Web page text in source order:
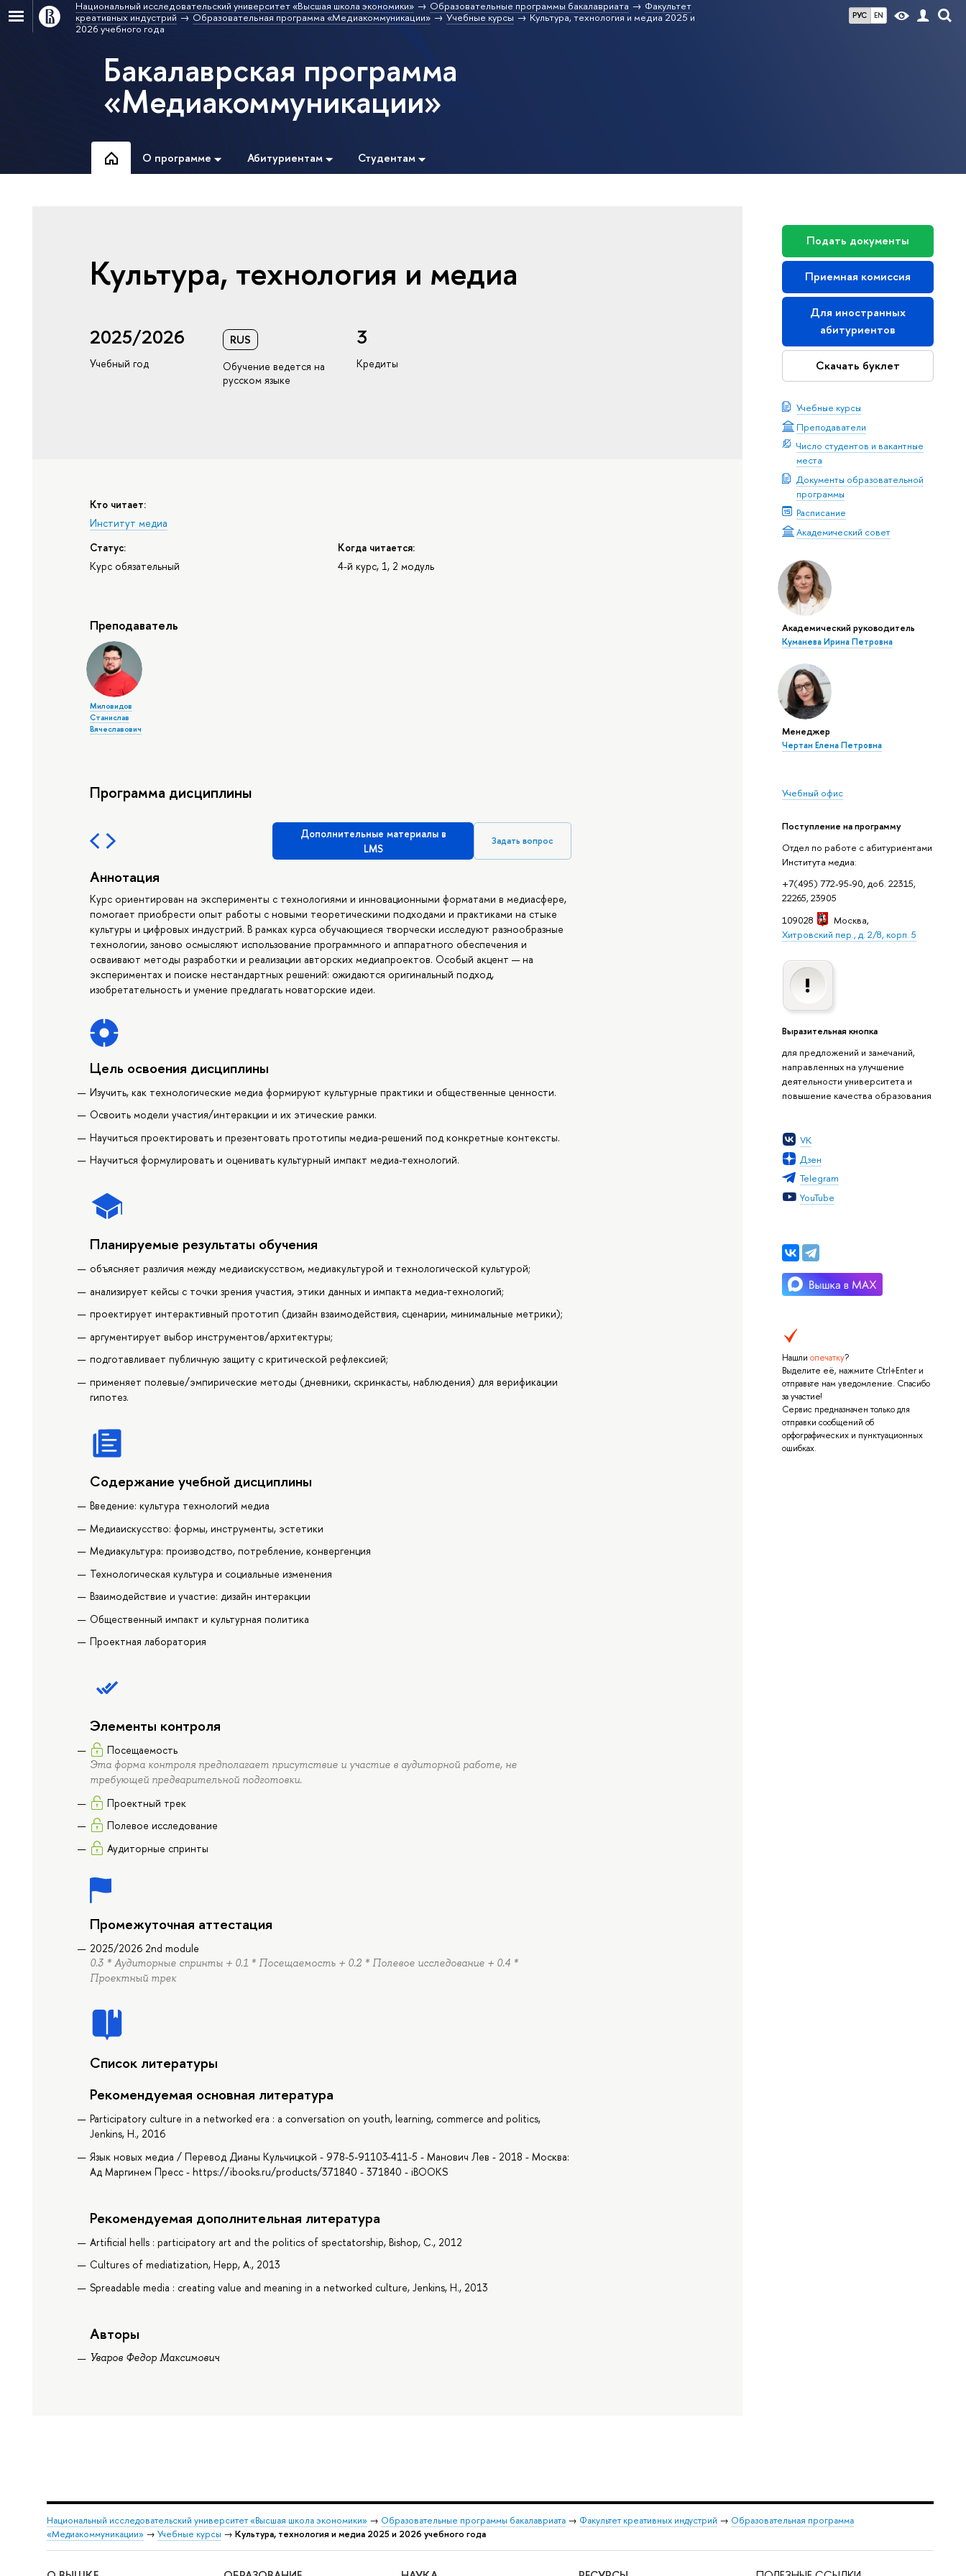
РУС EN
Национальный исследовательский университет «Высшая школа экономики» Образовательные программы бакалавриата
Факультет
креативных индустрий
Образовательная программа «Медиакоммуникации» Учебные курсы
Культура, технология и медиа 2025 и
2026 учебного года
Бакалаврская программа
«Медиакоммуникации»
О программе Абитуриентам Студентам
Подать документы
Приемная комиссия
Для иностранных
абитуриентов
Скачать буклет
Учебные курсы
Преподаватели
Число студентов и вакантные
места
Документы образовательной
программы
Расписание
Академический совет
Академический руководитель
Куманева Ирина Петровна
Менеджер
Чертан Елена Петровна
Учебный офис
Поступление на программу
Отдел по работе с абитуриентами
Института медиа:
+7(495) 772-95-90, доб. 22315,
22265, 23905
109028
Москва,
Хитровский пер., д. 2/8, корп. 5
Выразительная кнопка
для предложений и замечаний,
направленных на улучшение
деятельности университета и
повышение качества образования
VK
Дзен
Telegram
YouTube
Нашли опечатку?
Выделите её, нажмите Ctrl+Enter и
отправьте нам уведомление. Спасибо
за участие!
Сервис предназначен только для
отправки сообщений об
орфографических и пунктуационных
ошибках.
Культура, технология и медиа
2025/2026
Учебный год
RUS
Обучение ведется на
русском языке
3
Кредиты
Кто читает:
Институт медиа
Статус:
Курс обязательный
Когда читается:
4-й курс, 1, 2 модуль
Преподаватель
Миловидов
Станислав
Вячеславович
Программа дисциплины
Дополнительные материалы в
LMS
Задать вопрос
Аннотация
Курс ориентирован на эксперименты с технологиями и инновационными форматами в медиасфере,
помогает приобрести опыт работы с новыми теоретическими подходами и практиками на стыке
культуры и цифровых индустрий. В рамках курса обучающиеся творчески исследуют разнообразные
технологии, заново осмысляют использование программного и аппаратного обеспечения и
осваивают методы разработки и реализации авторских медиапроектов. Особый акцент — на
экспериментах и поиске нестандартных решений: ожидаются оригинальный подход,
изобретательность и умение предлагать новаторские идеи.
Цель освоения дисциплины
Изучить, как технологические медиа формируют культурные практики и общественные ценности.
Освоить модели участия/интеракции и их этические рамки.
Научиться проектировать и презентовать прототипы медиа-решений под конкретные контексты.
Научиться формулировать и оценивать культурный импакт медиа-технологий.
Планируемые результаты обучения
объясняет различия между медиаискусством, медиакультурой и технологической культурой;
анализирует кейсы с точки зрения участия, этики данных и импакта медиа-технологий;
проектирует интерактивный прототип (дизайн взаимодействия, сценарии, минимальные метрики);
аргументирует выбор инструментов/архитектуры;
подготавливает публичную защиту с критической рефлексией;
применяет полевые/эмпирические методы (дневники, скринкасты, наблюдения) для верификации
гипотез.
Содержание учебной дисциплины
Введение: культура технологий медиа
Медиаискусство: формы, инструменты, эстетики
Медиакультура: производство, потребление, конвергенция
Технологическая культура и социальные изменения
Взаимодействие и участие: дизайн интеракции
Общественный импакт и культурная политика
Проектная лаборатория
Элементы контроля
Посещаемость
Эта форма контроля предполагает присутствие и участие в аудиторной работе, не
требующей предварительной подготовки.
Проектный трек
Полевое исследование
Аудиторные спринты
Промежуточная аттестация
2025/2026 2nd module
0.3 * Аудиторные спринты + 0.1 * Посещаемость + 0.2 * Полевое исследование + 0.4 *
Проектный трек
Список литературы
Рекомендуемая основная литература
Participatory culture in a networked era : a conversation on youth, learning, commerce and politics,
Jenkins, H., 2016
Язык новых медиа / Перевод Дианы Кульчицкой - 978-5-91103-411-5 - Манович Лев - 2018 - Москва:
Ад Маргинем Пресс - https://ibooks.ru/products/371840 - 371840 - iBOOKS
Рекомендуемая дополнительная литература
Artificial hells : participatory art and the politics of spectatorship, Bishop, C., 2012
Cultures of mediatization, Hepp, A., 2013
Spreadable media : creating value and meaning in a networked culture, Jenkins, H., 2013
Авторы
Уваров Федор Максимович
Национальный исследовательский университет «Высшая школа экономики» → Образовательные программы бакалавриата→ Факультет креативных индустрий → Образовательная программа
«Медиакоммуникации» → Учебные курсы → Культура, технология и медиа 2025 и 2026 учебного года